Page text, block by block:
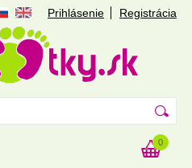
Prihlásenie Registrácia
0